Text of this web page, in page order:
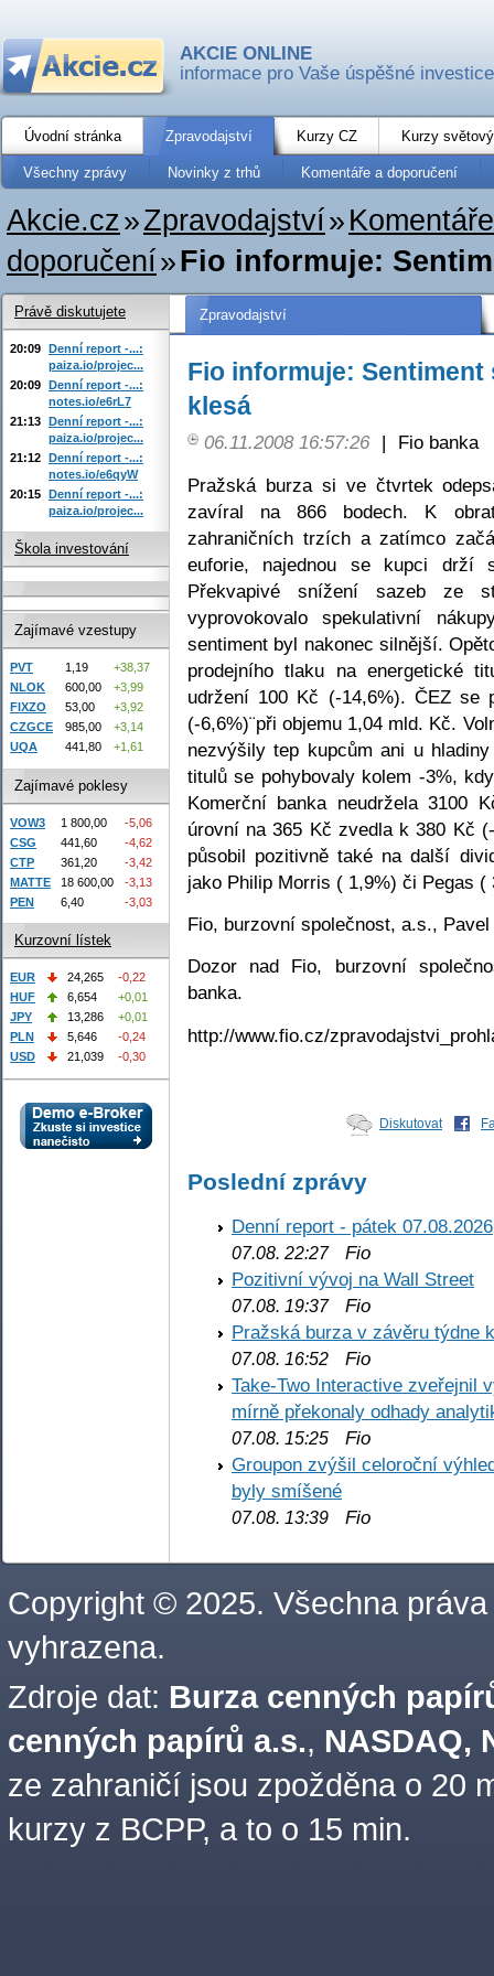
AKCIE ONLINE
informace pro Vaše úspěšné investice
Úvodní stránka Zpravodajství Kurzy CZ Kurzy
Všechny zprávy Novinky z trhů Komentáře a doporučení
Akcie.cz»Zpravodajství»
doporučení»Fio informuje:
Zpravodajství
Fio informuje:
klesá
06.11.2008 16:57:26 |
Fio banka
Pražská burza si ve čtvrtek
zavíral na 866 bodech. K
zahraničních trzích a zatímco
euforie, najednou se kupci
Překvapivé snížení sazeb ze
vyprovokovalo spekulativní
sentiment byl nakonec silnější.
prodejního tlaku na energetické
udržení 100 Kč (-14,6%). ČEZ se
(-6,6%)¨při objemu 1,04 mld. Kč.
nezvýšily tep kupcům ani u
titulů se pohybovaly kolem -3%,
Komerční banka neudržela 3100
úrovní na 365 Kč zvedla k 380 Kč
působil pozitivně také na další
jako Philip Morris ( 1,9%) či Pegas
Fio, burzovní společnost, a.s.,
Dozor nad Fio, burzovní
banka.
http://www.fio.cz/
Diskutovat
Poslední zprávy
Denní report - pátek 07.08.2026
07.08. 22:27Fio
Pozitivní vývoj na Wall Street
07.08. 19:37Fio
Pražská burza v závěru týdne
07.08. 16:52 Fio
Take-Two Interactive zveřejnil
mírně překonaly odhady
07.08. 15:25 Fio
Groupon zvýšil celoroční
byly smíšené
07.08. 13:39 Fio
Právě diskutujete
20:09 Denní report -...:
paiza.io/projec...
20:09 Denní report -...:
notes.io/e6rL7
21:13 Denní report -...:
paiza.io/projec...
21:12 Denní report -...:
notes.io/e6qyW
20:15 Denní report -...:
paiza.io/projec...
Škola investování
Zajímavé vzestupy
PVT 1,19
+38,37
NLOK
600,00
+3,99
FIXZO
53,00
+3,92
CZGCE
985,00
+3,14
UQA
441,80 +1,61
Zajímavé poklesy
VOW3 1 800,00
-5,06
CSG
441,60
-4,62
CTP
361,20
-3,42
MATTE
18 600,00
-3,13
PEN
6,40 -3,03
Kurzovní lístek
EUR 24,265
-0,22
HUF
6,654
+0,01
JPY
13,286
+0,01
PLN
5,646
-0,24
USD
21,039 -0,30
Copyright © 2025. Všechna práva
vyhrazena.
Zdroje dat: Burza cenných
cenných papírů a.s., NASDAQ,
ze zahraničí jsou zpožděna o 20
kurzy z BCPP, a to o 15 min.